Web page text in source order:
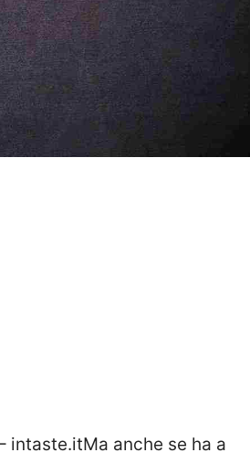
intaste.itMa anche se ha a